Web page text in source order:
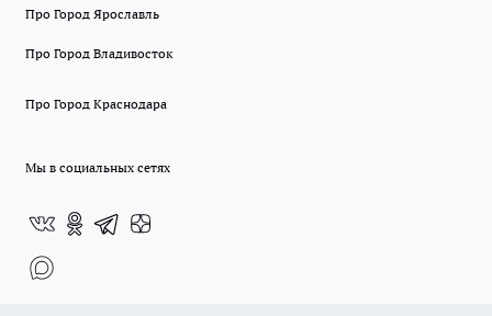
Про Город Ярославль
Про Город Владивосток
Про Город Краснодара
Мы в социальных сетях